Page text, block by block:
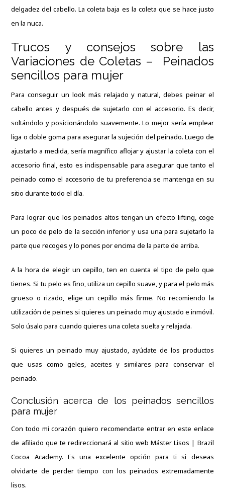
delgadez del cabello. La coleta baja es la coleta que se hace justo
en la nuca.
Trucos y consejos sobre las
Variaciones de Coletas – Peinados
sencillos para mujer
Para conseguir un look más relajado y natural, debes peinar el
cabello antes y después de sujetarlo con el accesorio. Es decir,
soltándolo y posicionándolo suavemente. Lo mejor sería emplear
liga o doble goma para asegurar la sujeción del peinado. Luego de
ajustarlo a medida, sería magnífico aflojar y ajustar la coleta con el
accesorio final, esto es indispensable para asegurar que tanto el
peinado como el accesorio de tu preferencia se mantenga en su
sitio durante todo el día.
Para lograr que los peinados altos tengan un efecto lifting, coge
un poco de pelo de la sección inferior y usa una para sujetarlo la
parte que recoges y lo pones por encima de la parte de arriba.
A la hora de elegir un cepillo, ten en cuenta el tipo de pelo que
tienes. Si tu pelo es fino, utiliza un cepillo suave, y para el pelo más
grueso o rizado, elige un cepillo más firme. No recomiendo la
utilización de peines si quieres un peinado muy ajustado e inmóvil.
Solo úsalo para cuando quieres una coleta suelta y relajada.
Si quieres un peinado muy ajustado, ayúdate de los productos
que usas como geles, aceites y similares para conservar el
peinado.
Conclusión acerca de los peinados sencillos
para mujer
Con todo mi corazón quiero recomendarte entrar en este enlace
de afiliado que te redireccionará al sitio web Máster Lisos | Brazil
Cocoa Academy. Es una excelente opción para ti si deseas
olvidarte de perder tiempo con los peinados extremadamente
lisos.